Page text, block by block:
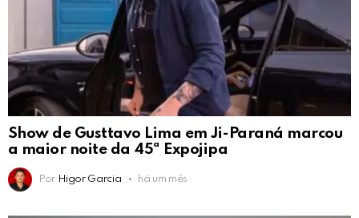
Show de Gusttavo Lima em Ji-Paraná marcou
a maior noite da 45ª Expojipa
Por Higor Garcia há um mês